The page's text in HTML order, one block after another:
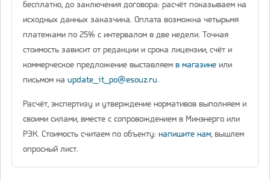
бесплатно, до заключения договора: расчёт показываем на
исходных данных заказчика. Оплата возможна четырьмя
платежами по 25% с интервалом в две недели. Точная
стоимость зависит от редакции и срока лицензии, счёт и
коммерческое предложение выставляем в магазине или
письмом на update_it_po@esouz.ru.
Расчёт, экспертизу и утверждение нормативов выполняем и
своими силами, вместе с сопровождением в Минэнерго или
РЭК. Стоимость считаем по объекту: напишите нам, вышлем
опросный лист.